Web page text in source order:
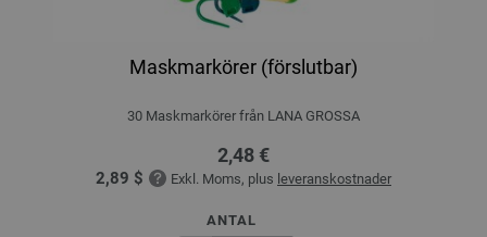
Maskmarkörer (förslutbar)
30 Maskmarkörer från LANA GROSSA
2,48 €
2,89 $ Exkl. Moms, plus leveranskostnader
ANTAL